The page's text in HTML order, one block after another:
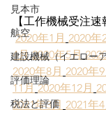
見本市
航空
建設機械（イエロー
評価理論
税法と評価
【工作機械受注速
2020年1月 2020年
4月 2020年5月
2020年8月 2020年9
11月 2020年12月
2021年3月 2021年4